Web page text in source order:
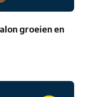
groeien en